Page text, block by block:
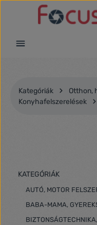
Ugrás a fő tartalomra
Kategóriák
Otthon,
Konyhafelszerelések
KATEGÓRIÁK
AUTÓ, MOTOR
BABA-MAMA,